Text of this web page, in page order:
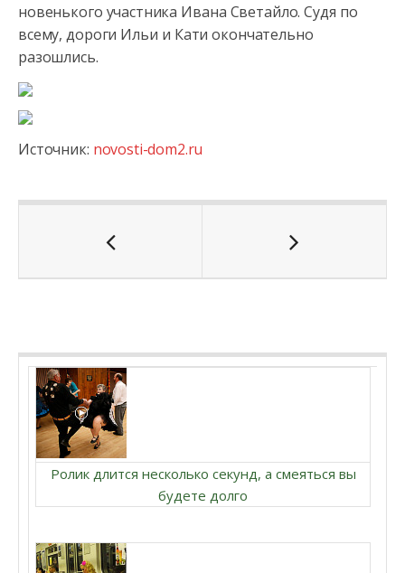
новенького участника Ивана Светайло. Судя по
всему, дороги Ильи и Кати окончательно
разошлись.
Источник: novosti-dom2.ru
Ролик длится несколько секунд, а смеяться вы
будете долго